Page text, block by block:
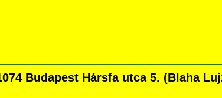
Budapest Hársfa utca 5. (Blaha